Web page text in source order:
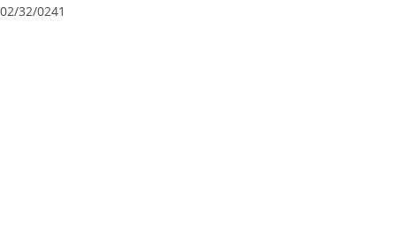
02/32/0241